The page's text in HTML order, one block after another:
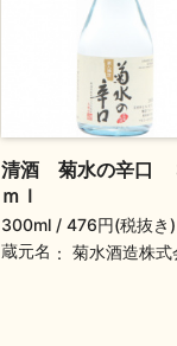
清酒 菊水の辛口
ｍｌ
300ml
476円(税抜き)
蔵元名
菊水酒造株式